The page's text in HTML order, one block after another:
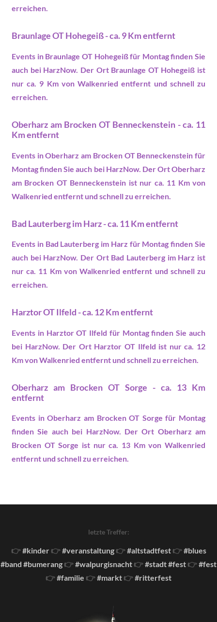
erreichen.
Braunlage OT Hohegeiß - ca. 9 Km entfernt
Events in Braunlage OT Hohegeißfür Montag finden Sie
auch bei HarzNow. Der Ort Braunlage OT Hohegeiß ist
nur ca. 9 Km von Walkenried entfernt und schnell zu
erreichen.
Oberharz am Brocken OT Benneckenstein - ca. 11
Km entfernt
Events in Oberharz am Brocken OT Benneckenstein für
Montag finden Sie auch bei HarzNow. Der Ort Oberharz
am Brocken OT Benneckenstein ist nur ca. 11 Km von
Walkenried entfernt und schnell zu erreichen.
Bad Lauterberg im Harz - ca. 11 Km entfernt
Events in Bad Lauterberg im Harz für Montag finden Sie
auch bei HarzNow. Der Ort Bad Lauterberg im Harz ist
nur ca. 11 Km von Walkenried entfernt und schnell zu
erreichen.
Harztor OT Ilfeld - ca. 12 Km entfernt
Events in Harztor OT Ilfeld für Montag finden Sie auch
bei HarzNow. Der Ort Harztor OT Ilfeld ist nur ca. 12
Km von Walkenried entfernt und schnell zu erreichen.
Oberharz am Brocken OT Sorge - ca. 13 Km
entfernt
Events in Oberharz am Brocken OT Sorge für Montag
finden Sie auch bei HarzNow. Der Ort Oberharz am
Brocken OT Sorge ist nur ca. 13 Km von Walkenried
entfernt und schnell zu erreichen.
letzte Treffer:
👉#kinder👉#veranstaltung👉#altstadtfest👉#blues
#band #bumerang 👉#walpurgisnacht 👉#stadt #fest 👉#fest
👉#familie 👉#markt 👉#ritterfest